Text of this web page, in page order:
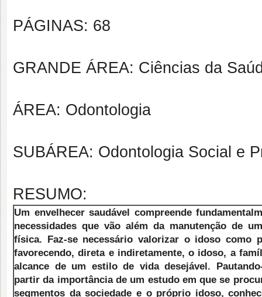
PÁGINAS: 68
GRANDE ÁREA: Ciências da
ÁREA: Odontologia
SUBÁREA: Odontologia Social e
RESUMO:
Um envelhecer saudável compreende
necessidades que vão além da manutenção de
física. Faz-se necessário valorizar o idoso como
favorecendo, direta e indiretamente, o idoso, a
alcance de um estilo de vida desejável.
partir da importância de um estudo em que se
segmentos da sociedade e o próprio idoso,